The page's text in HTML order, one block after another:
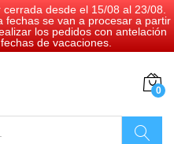
desde el 15/08 al 23/08.
fechas se van a procesar a partir
los pedidos con antelación
de vacaciones.
0